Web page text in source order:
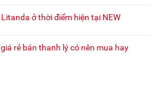
ở thời điểm hiện tại NEW
rẻ bán thanh lý có nên mua hay